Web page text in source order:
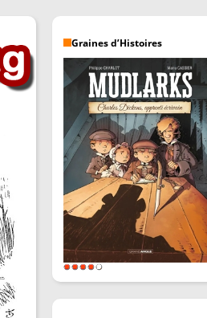
Graines d’Histoires